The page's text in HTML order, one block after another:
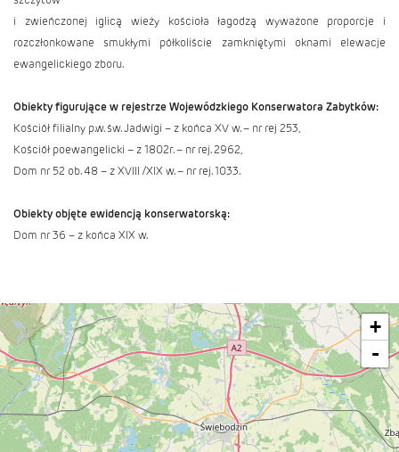
i zwieńczonej iglicą wieży kościoła łagodzą wyważone proporcje i
rozczłonkowane smukłymi półkoliście zamkniętymi oknami elewacje
ewangelickiego zboru.
Obiekty figurujące w rejestrze Wojewódzkiego Konserwatora Zabytków:
Kościół filialny p.w. św. Jadwigi – z końca XV w. – nr rej 253,
Kościół poewangelicki – z 1802r. – nr rej. 2962,
Dom nr 52 ob. 48 – z XVIII /XIX w. – nr rej. 1033.
Obiekty objęte ewidencją konserwatorską:
Dom nr 36 – z końca XIX w.
+
-